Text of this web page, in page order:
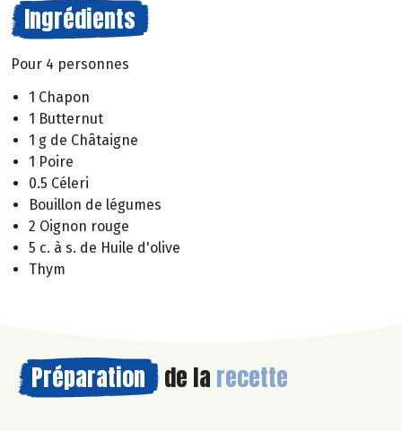
Ingrédients
Pour 4 personnes
1 Chapon
1 Butternut
1 g de Châtaigne
1 Poire
0.5 Céleri
Bouillon de légumes
2 Oignon rouge
5 c. à s. de Huile d'olive
Thym
Préparation de la recette